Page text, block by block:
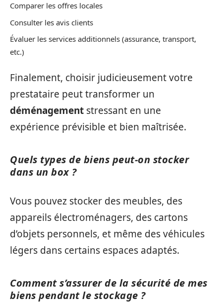
Comparer les offres locales
Consulter les avis clients
Évaluer les services additionnels (assurance, transport,
etc.)
Finalement, choisir judicieusement votre
prestataire peut transformer un
déménagement stressant en une
expérience prévisible et bien maîtrisée.
Quels types de biens peut-on stocker
dans un box ?
Vous pouvez stocker des meubles, des
appareils électroménagers, des cartons
d’objets personnels, et même des véhicules
légers dans certains espaces adaptés.
Comment s’assurer de la sécurité de mes
biens pendant le stockage ?